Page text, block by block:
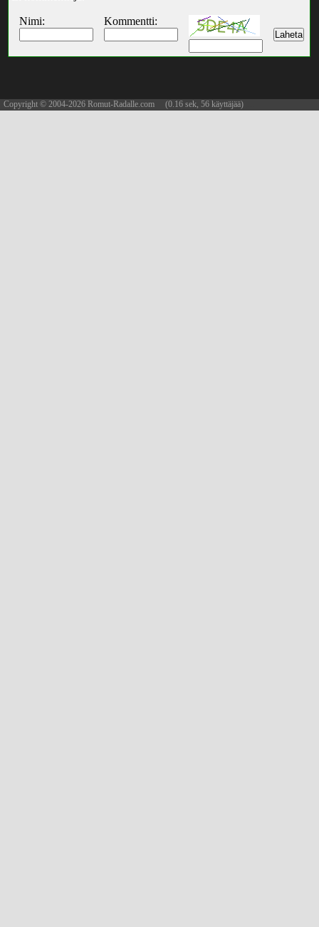
Nimi: Kommentti:
Copyright © 2004-2026 Romut-Radalle.com (0.16 sek, 56 käyttäjää)